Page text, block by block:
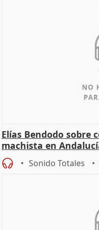
Elías Bendodo sobre
machista en
Sonido Totales